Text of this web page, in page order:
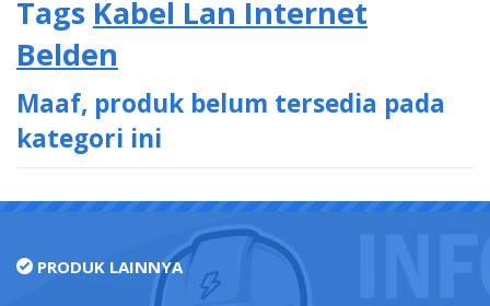
Tags Kabel Lan Internet
Belden
Maaf, produk belum tersedia pada
kategori ini
PRODUK LAINNYA